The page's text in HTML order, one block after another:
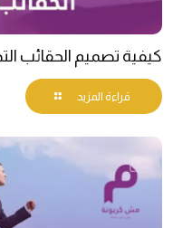
كيفية تصميم الحقائب
قراءة المزيد